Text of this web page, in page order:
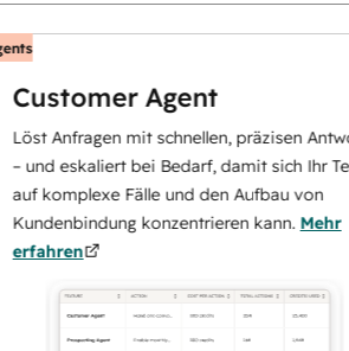
Agent
Anfragen mit schnellen, präzisen Antworten
eskaliert bei Bedarf, damit sich Ihr Team
komplexe Fälle und den Aufbau von
konzentrieren kann.Mehr